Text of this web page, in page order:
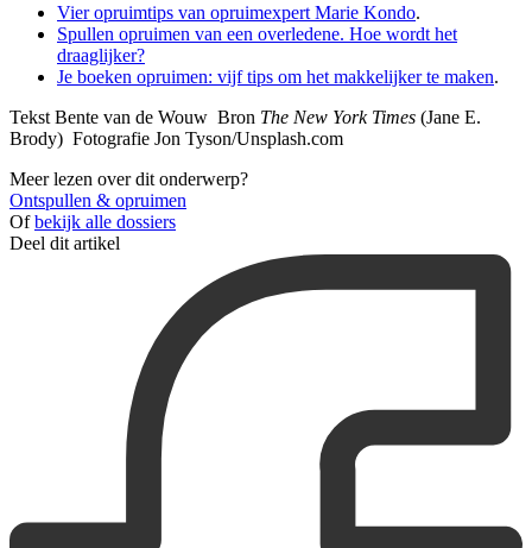
Vier opruimtips van opruimexpert Marie Kondo.
Spullen opruimen van een overledene. Hoe wordt het
draaglijker?
Je boeken opruimen: vijf tips om het makkelijker te maken.
Tekst Bente van de Wouw Bron The New York Times (Jane E.
Brody) Fotografie Jon Tyson/Unsplash.com
Meer lezen over dit onderwerp?
Ontspullen & opruimen
Ofbekijk alle dossiers
Deel dit artikel